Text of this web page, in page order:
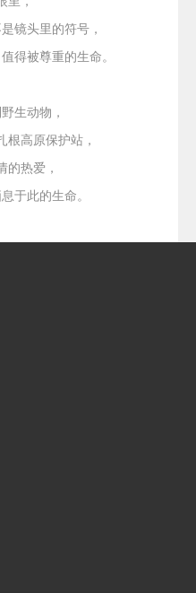
镜头里的符号，
得被尊重的生命。
生动物，
根高原保护站，
的热爱，
于此的生命。